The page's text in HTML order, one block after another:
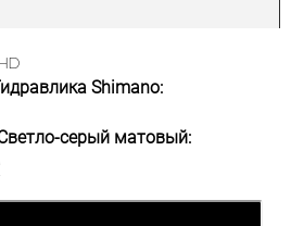
Shimano:
серый матовый: